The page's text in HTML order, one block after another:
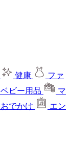
健康
ファ
ベビー用品
マ
おでかけ
エン